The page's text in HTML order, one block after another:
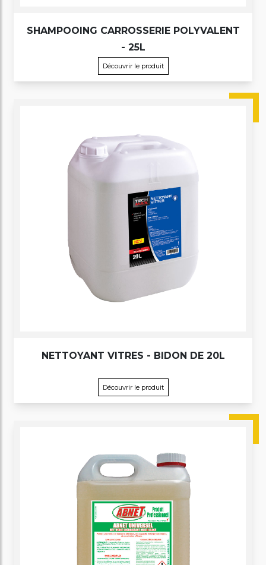
SHAMPOOING CARROSSERIE POLYVALENT
- 25L
Découvrir le produit
NETTOYANT VITRES - BIDON DE 20L
Découvrir le produit